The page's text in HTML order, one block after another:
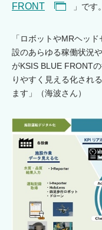
FRONT
」です。
「ロボットやMRヘッ
設のあらゆる稼働状況
がKSIS BLUE FRONT
りやすく見える化され
ます」（海波さん）